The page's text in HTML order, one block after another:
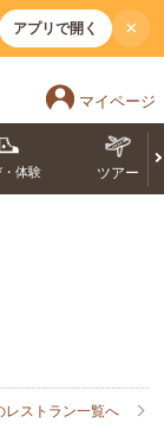
アプリで開く ×
マイページ
・体験 ツアー
レストラン一覧へ